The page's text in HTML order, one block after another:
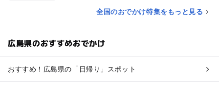
全国のおでかけ特集をもっと見る
広島県のおすすめおでかけ
おすすめ！広島県の「日帰り」スポット